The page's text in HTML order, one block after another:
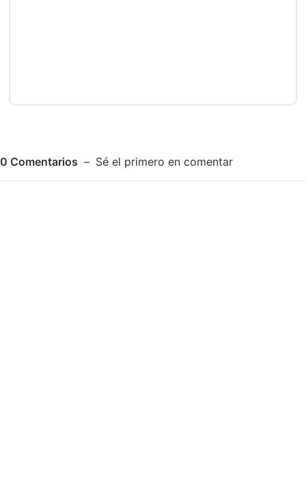
0 Comentarios Sé el primero en comentar